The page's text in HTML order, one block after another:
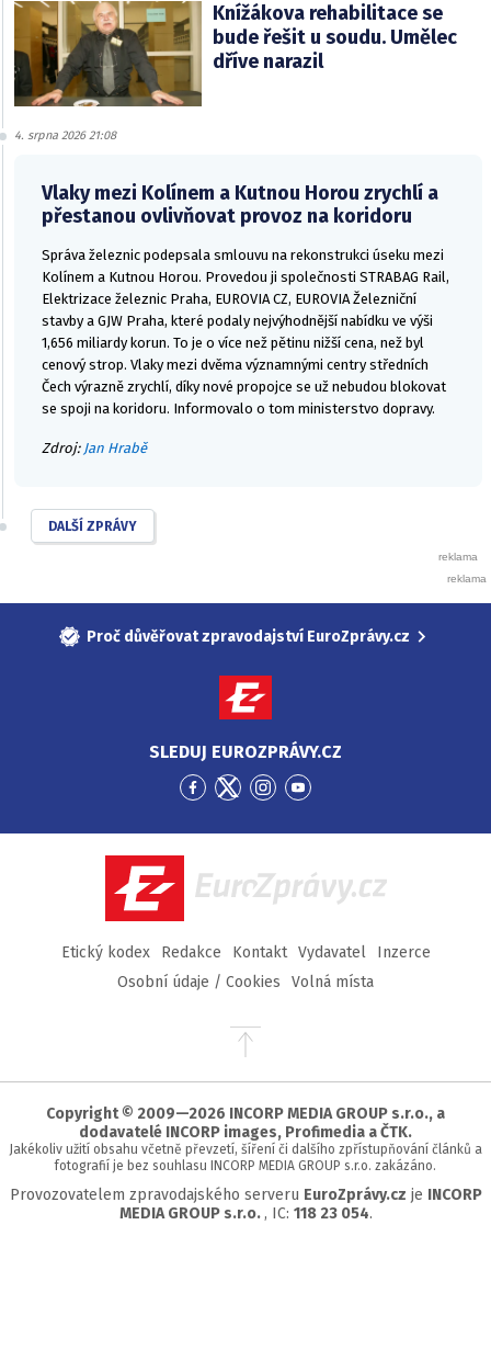
Knížákova rehabilitace se
bude řešit u soudu. Umělec
dříve narazil
4. srpna 2026 21:08
Vlaky mezi Kolínem a Kutnou Horou zrychlí a
přestanou ovlivňovat provoz na koridoru
Správa železnic podepsala smlouvu na rekonstrukci úseku mezi
Kolínem a Kutnou Horou. Provedou ji společnosti STRABAG Rail,
Elektrizace železnic Praha, EUROVIA CZ, EUROVIA Železniční
stavby a GJW Praha, které podaly nejvýhodnější nabídku ve výši
1,656 miliardy korun. To je o více než pětinu nižší cena, než byl
cenový strop. Vlaky mezi dvěma významnými centry středních
Čech výrazně zrychlí, díky nové propojce se už nebudou blokovat
se spoji na koridoru. Informovalo o tom ministerstvo dopravy.
Zdroj: Jan Hrabě
DALŠÍ ZPRÁVY
Proč důvěřovat zpravodajství EuroZprávy.cz
SLEDUJ EUROZPRÁVY.CZ
Přejít
Facebook
Přejít
Twitter
Přejít
Instagram
Přejít
YouTube
EuroZprávy.cz
Etický kodex Redakce Kontakt Vydavatel
Inzerce
Osobní údaje / Cookies
Volná místa
Přejít
stránky
Copyright © 2009—2026 INCORP MEDIA GROUP s.r.o., a
dodavatelé INCORP images, Profimedia a ČTK.
Jakékoliv užití obsahu včetně převzetí, šíření či dalšího zpřístupňování článků a
fotografií je bez souhlasu INCORP MEDIA GROUP s.r.o. zakázáno.
Provozovatelem zpravodajského serveru EuroZprávy.cz je INCORP
MEDIA GROUP s.r.o. , IC: 118 23 054.